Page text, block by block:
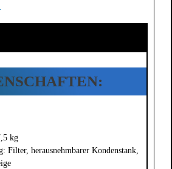
kg
Filter, herausnehmbarer Kondenstank,